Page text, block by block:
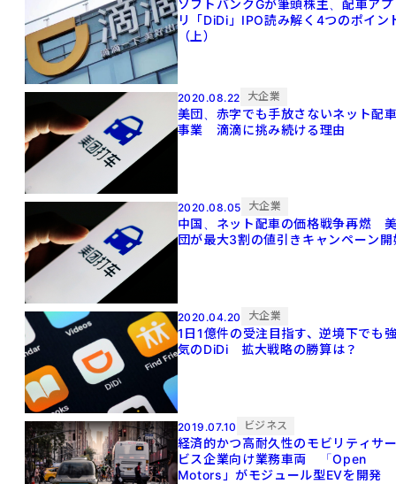
ソフトバンクGが筆頭株主、配車アプ
リ「DiDi」IPO読み解く4つのポイン
（上）
2020.08.22 大企業
美団、赤字でも手放さないネット配
事業 滴滴に挑み続ける理由
2020.08.05 大企業
中国、ネット配車の価格戦争再燃
団が最大3割の値引きキャンペーン開
2020.04.20 大企業
1日1億件の受注目指す、逆境下でも
気のDiDi 拡大戦略の勝算は？
2019.07.10 ビジネス
経済的かつ高耐久性のモビリティサ
ビス企業向け業務車両 「Open
Motors」がモジュール型EVを開発